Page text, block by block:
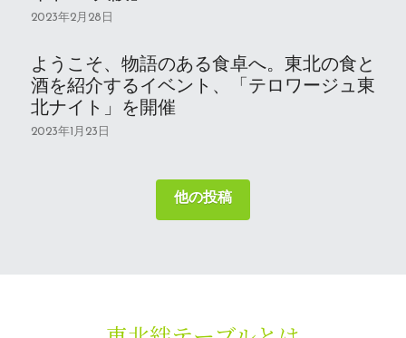
2023年2月28日
ようこそ、物語のある食卓へ。東北の食と
酒を紹介するイベント、「テロワージュ東
北ナイト」を開催
2023年1月23日
他の投稿